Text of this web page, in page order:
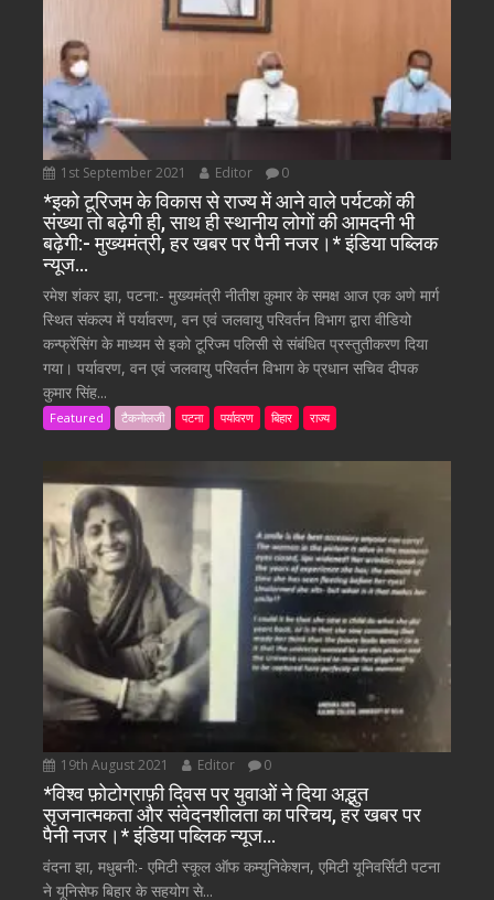
1st September 2021 Editor 0
*इको टूरिजम के विकास से राज्य में आने वाले पर्यटकों की
संख्या तो बढ़ेगी ही, साथ ही स्थानीय लोगों की आमदनी भी
बढ़ेगी:- मुख्यमंत्री, हर खबर पर पैनी नजर।* इंडिया पब्लिक
न्यूज…
रमेश शंकर झा, पटना:- मुख्यमंत्री नीतीश कुमार के समक्ष आज एक अणे मार्ग
स्थित संकल्प में पर्यावरण, वन एवं जलवायु परिवर्तन विभाग द्वारा वीडियो
कन्फ्रेंसिंग के माध्यम से इको टूरिज्म पलिसी से संबंधित प्रस्तुतीकरण दिया
गया। पर्यावरण, वन एवं जलवायु परिवर्तन विभाग के प्रधान सचिव दीपक
कुमार सिंह...
Featured टैकनोलजी पटना पर्यावरण बिहार राज्य
19th August 2021 Editor 0
*विश्व फ़ोटोग्राफ़ी दिवस पर युवाओं ने दिया अद्भुत
सृजनात्मकता और संवेदनशीलता का परिचय, हर खबर पर
पैनी नजर।* इंडिया पब्लिक न्यूज…
वंदना झा, मधुबनी:- एमिटी स्कूल ऑफ कम्युनिकेशन, एमिटी यूनिवर्सिटी पटना
ने यूनिसेफ बिहार के सहयोग से...